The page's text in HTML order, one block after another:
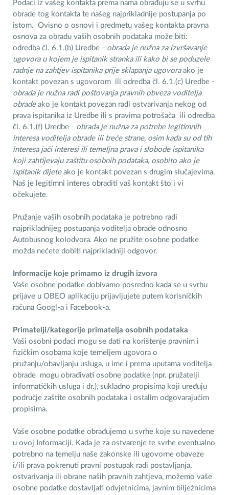
Podaci iz vašeg kontakta prema nama obrađuju se u svrhu
obrade tog kontakta te našeg najprikladnije postupanja po
istom. Ovisno o osnovi i predmetu vašeg kontakta pravna
osnova za obradu vaših osobnih podataka može biti:
odredba čl. 6.1.(b) Uredbe - obrada je nužna za izvršavanje
ugovora u kojem je ispitanik stranka ili kako bi se poduzele
radnje na zahtjev ispitanika prije sklapanja ugovora ako je
kontakt povezan s ugovorom ili odredba čl. 6.1.(c) Uredbe -
obrada je nužna radi poštovanja pravnih obveza voditelja
obrade ako je kontakt povezan radi ostvarivanja nekog od
prava ispitanika iz Uredbe ili s pravima potrošača ili odredba
čl. 6.1.(f) Uredbe - obrada je nužna za potrebe legitimnih
interesa voditelja obrade ili treće strane, osim kada su od tih
interesa jači interesi ili temeljna prava i slobode ispitanika
koji zahtijevaju zaštitu osobnih podataka, osobito ako je
ispitanik dijete ako je kontakt povezan s drugim slučajevima.
Naš je legitimni interes obraditi vaš kontakt što i vi
očekujete.
Pružanje vaših osobnih podataka je potrebno radi
najprikladnijeg postupanja voditelja obrade odnosno
Autobusnog kolodvora. Ako ne pružite osobne podatke
možda nećete dobiti najprikladniji odgovor.
Informacije koje primamo iz drugih izvora
Vaše osobne podatke dobivamo posredno kada se u svrhu
prijave u OBEO aplikaciju prijavljujete putem korisničkih
računa Googl-a i Facebook-a.
Primatelji/kategorije primatelja osobnih podataka
Vaši osobni podaci mogu se dati na korištenje pravnim i
fizičkim osobama koje temeljem ugovora o
pružanju/obavljanju usluga, u ime i prema uputama voditelja
obrade mogu obrađivati osobne podatke (npr. pružatelji
informatičkih usluga i dr.), sukladno propisima koji uređuju
područje zaštite osobnih podataka i ostalim odgovarajućim
propisima.
Vaše osobne podatke obrađujemo u svrhe koje su navedene
u ovoj Informaciji. Kada je za ostvarenje te svrhe eventualno
potrebno na temelju naše zakonske ili ugovorne obaveze
i/ili prava pokrenuti pravni postupak radi postavljanja,
ostvarivanja ili obrane naših pravnih zahtjeva, možemo vaše
osobne podatke dostavljati odvjetnicima, javnim bilježnicima